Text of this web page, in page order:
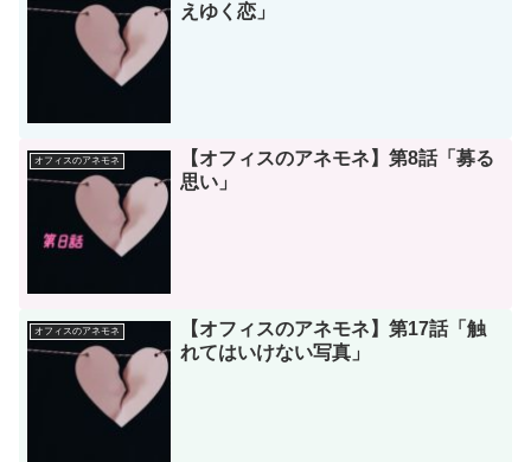
えゆく恋」
オフィスのアネモネ
【オフィスのアネモネ】第8話「募る
思い」
オフィスのアネモネ
【オフィスのアネモネ】第17話「触
れてはいけない写真」